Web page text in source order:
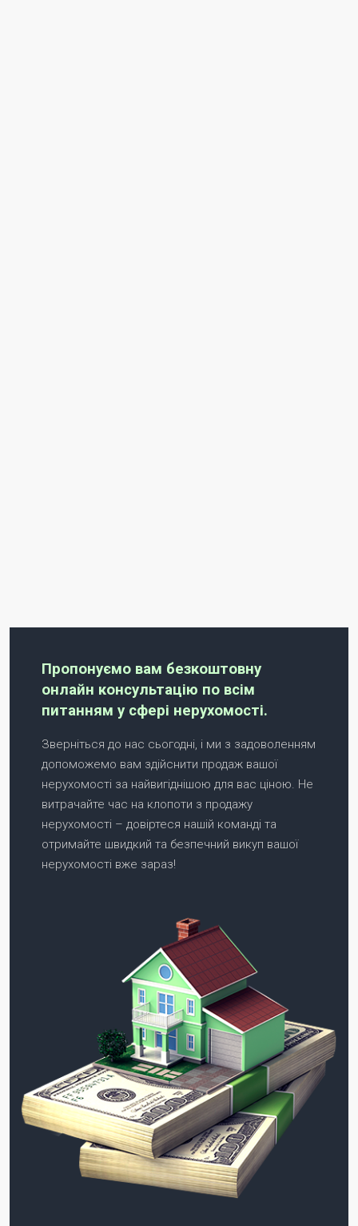
Пропонуємо вам безкоштовну
онлайн консультацію по всім
питанням у сфері нерухомості.
Зверніться до нас сьогодні, і ми з задоволенням
допоможемо вам здійснити продаж вашої
нерухомості за найвигіднішою для вас ціною. Не
витрачайте час на клопоти з продажу
нерухомості – довіртеся нашій команді та
отримайте швидкий та безпечний викуп вашої
нерухомості вже зараз!